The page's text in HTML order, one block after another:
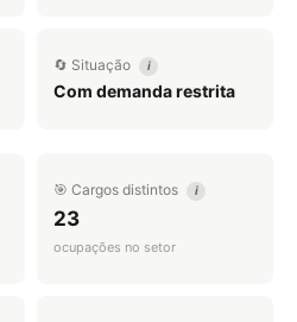
🔄 Situação i
Com demanda restrita
🎯 Cargos distintos i
23
ocupações no setor